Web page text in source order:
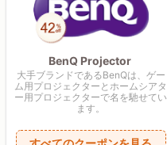
BenQ Projector
大手ブランドであるBenQは、ゲー
ム用プロジェクターとホームシアタ
ー用プロジェクターで名を馳せてい
ます。